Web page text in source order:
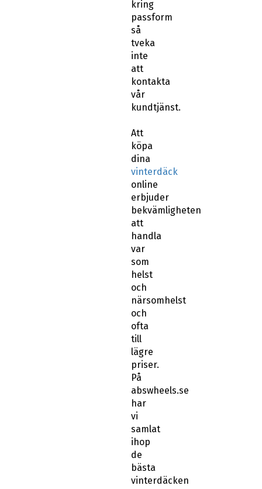
så
tveka
inte
att
kontakta
vår
kundtjänst.
Att
dina
vinterdäck
online
erbjuder
bekvämligheten
att
handla
var
som
helst
och
närsomhelst
och
ofta
till
lägre
priser.
På
abswheels.se
har
vi
samlat
ihop
de
bästa
vinterdäcken
marknaden
har